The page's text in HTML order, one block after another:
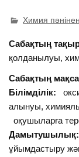
Химия
Сабақтың
қолданылуы,
Сабақтың
Білімділік:
алынуы,
оқушыларға
Дамытушылық:
ұйымдастыру